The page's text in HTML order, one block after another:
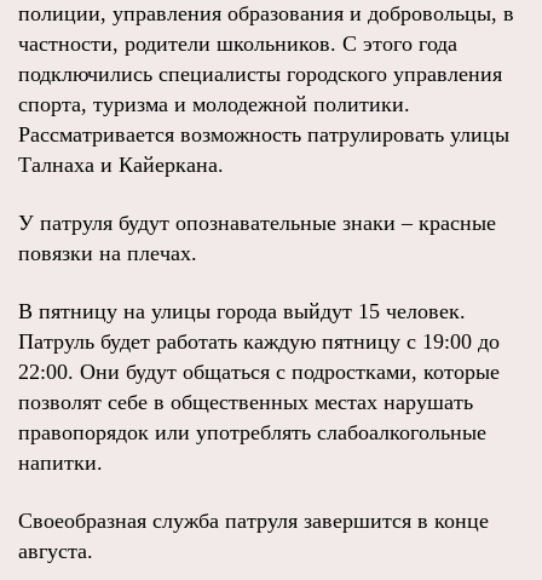
полиции, управления образования и добровольцы, в
частности, родители школьников. С этого года
подключились специалисты городского управления
спорта, туризма и молодежной политики.
Рассматривается возможность патрулировать улицы
Талнаха и Кайеркана.
У патруля будут опознавательные знаки – красные
повязки на плечах.
В пятницу на улицы города выйдут 15 человек.
Патруль будет работать каждую пятницу с 19:00 до
22:00. Они будут общаться с подростками, которые
позволят себе в общественных местах нарушать
правопорядок или употреблять слабоалкогольные
напитки.
Своеобразная служба патруля завершится в конце
августа.